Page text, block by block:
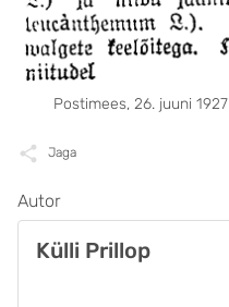
Postimees, 26. juuni 1927
Jaga
Autor
Külli Prillop